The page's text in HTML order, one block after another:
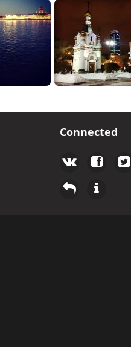
Connected